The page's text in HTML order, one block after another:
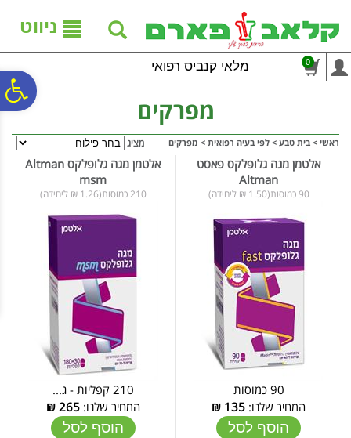
נגישות
אתר
המרכזי
ניווט
מלאי קנביס רפואי 0
מפרקים
ראשי > בית טבע > לפי בעיה רפואית > מפרקים מציג
אלטמן מגה גלופלקס פאסט
Altman
90 כמוסות(1.50 ₪ ליחידה)
90 כמוסות
המחיר שלנו: 135
₪
הוסף לסל
אלטמן מגה גלופלקס Altman
msm
210 כמוסות(1.26 ₪ ליחידה)
210 קפליות - ג...
המחיר שלנו:265
₪
הוסף לסל